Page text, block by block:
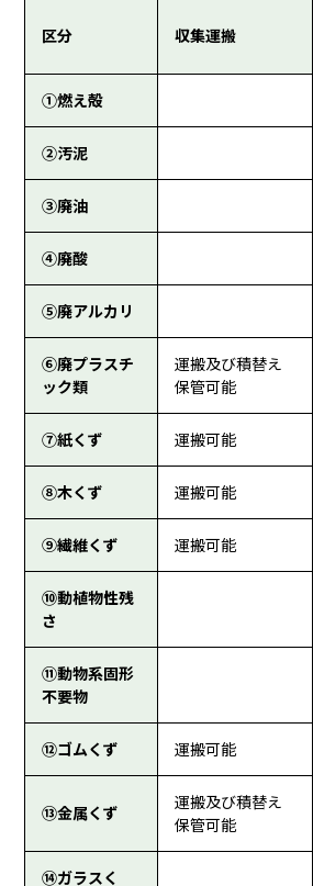
区分 収集運搬
①燃え殻
②汚泥
③廃油
④廃酸
⑤廃アルカリ
⑥廃プラスチ
ック類
運搬及び積替え
保管可能
⑦紙くず 運搬可能
⑧木くず 運搬可能
⑨繊維くず 運搬可能
⑩動植物性残
さ
⑪動物系固形
不要物
⑫ゴムくず 運搬可能
⑬金属くず
運搬及び積替え
保管可能
⑭ガラスく